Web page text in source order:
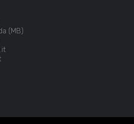
(MB)